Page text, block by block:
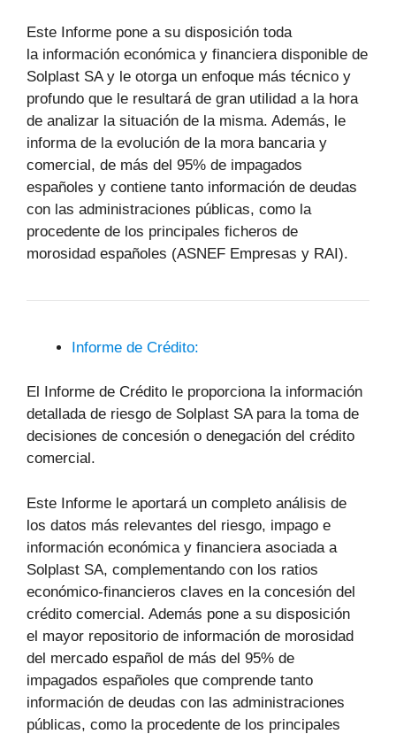
Este Informe pone a su disposición toda
la información económica y financiera disponible de
Solplast SA y le otorga un enfoque más técnico y
profundo que le resultará de gran utilidad a la hora
de analizar la situación de la misma. Además, le
informa de la evolución de la mora bancaria y
comercial, de más del 95% de impagados
españoles y contiene tanto información de deudas
con las administraciones públicas, como la
procedente de los principales ficheros de
morosidad españoles (ASNEF Empresas y RAI).
Informe de Crédito:
El Informe de Crédito le proporciona la información
detallada de riesgo de Solplast SA para la toma de
decisiones de concesión o denegación del crédito
comercial.
Este Informe le aportará un completo análisis de
los datos más relevantes del riesgo, impago e
información económica y financiera asociada a
Solplast SA, complementando con los ratios
económico-financieros claves en la concesión del
crédito comercial. Además pone a su disposición
el mayor repositorio de información de morosidad
del mercado español de más del 95% de
impagados españoles que comprende tanto
información de deudas con las administraciones
públicas, como la procedente de los principales